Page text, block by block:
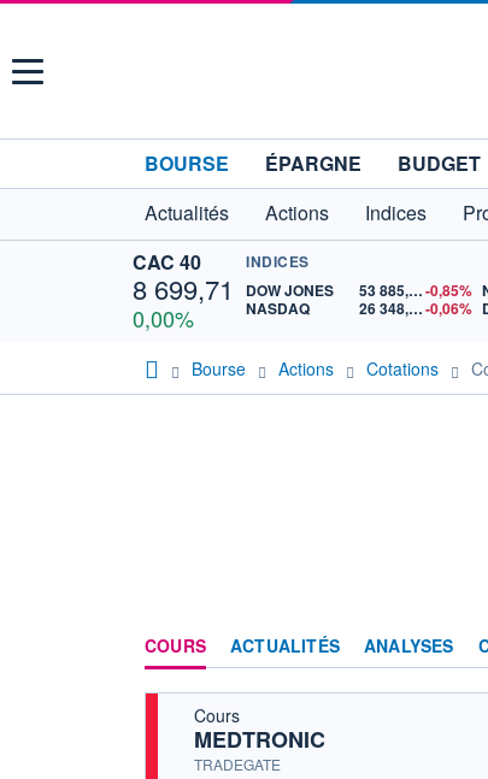
Menu
BOURSE ÉPARGNE BUDGET
Actualités
Actions Indices
CAC 40
8 699,71
0,00%
INDICES
DOW JONES
53 885,10-0,85%
NASDAQ
26 348,35-0,06%
Bourse Actions Cotations
COURS ACTUALITÉS ANALYSES
Cours
MEDTRONIC
TRADEGATE